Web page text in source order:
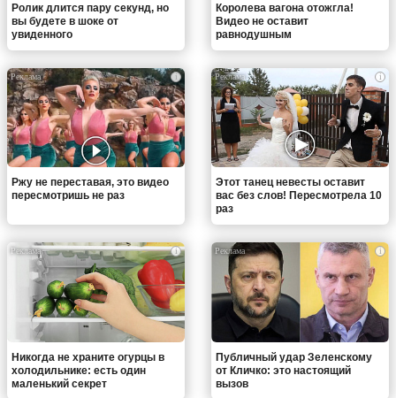
Ролик длится пару секунд, но
вы будете в шоке от
увиденного
Королева вагона отожгла!
Видео не оставит
равнодушным
i
Ржу не переставая, это видео
пересмотришь не раз
i
Этот танец невесты оставит
вас без слов! Пересмотрела 10
раз
i
Никогда не храните огурцы в
холодильнике: есть один
маленький секрет
i
Публичный удар Зеленскому
от Кличко: это настоящий
вызов